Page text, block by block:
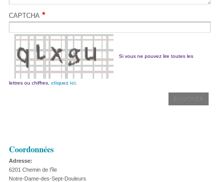
CAPTCHA *
Si vous ne pouvez lire toutes les
lettres ou chiffres, cliquez ici
Coordonnées
Adresse:
6201 Chemin de l’île
Notre-Dame-des-Sept-Douleurs